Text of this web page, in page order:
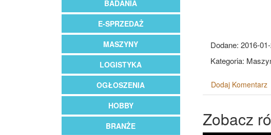
BADANIA
E-SPRZEDAŻ
MASZYNY
LOGISTYKA
OGŁOSZENIA
HOBBY
BRANŻE
Dodane: 2016-
Kategoria:
Dodaj Komentarz
Zobacz